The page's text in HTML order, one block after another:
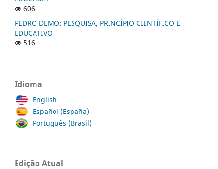
606
PEDRO DEMO: PESQUISA, PRINCÍPIO CIENTÍFICO E
EDUCATIVO
516
Idioma
English
Español (España)
Português (Brasil)
Edição Atual